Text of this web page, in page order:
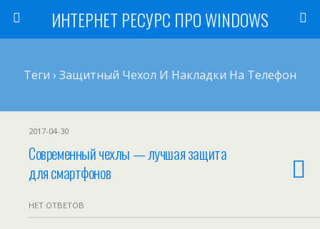
ИНТЕРНЕТ РЕСУРС ПРО WINDOWS
Теги › Защитный Чехол И Накладки На Телефон
2017-04-30
Современный чехлы — лучшая защита
для смартфонов
НЕТ ОТВЕТОВ